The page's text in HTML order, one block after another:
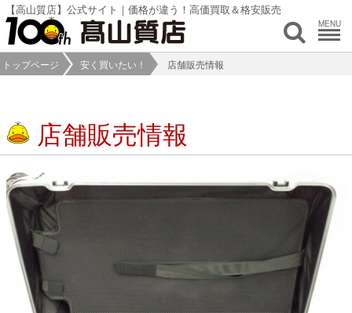
【高山質店】公式サイト｜価格が違う！高価買取＆格安販売
MENU
トップページ 安く買いたい！ 店舗販売情報
店舗販売情報